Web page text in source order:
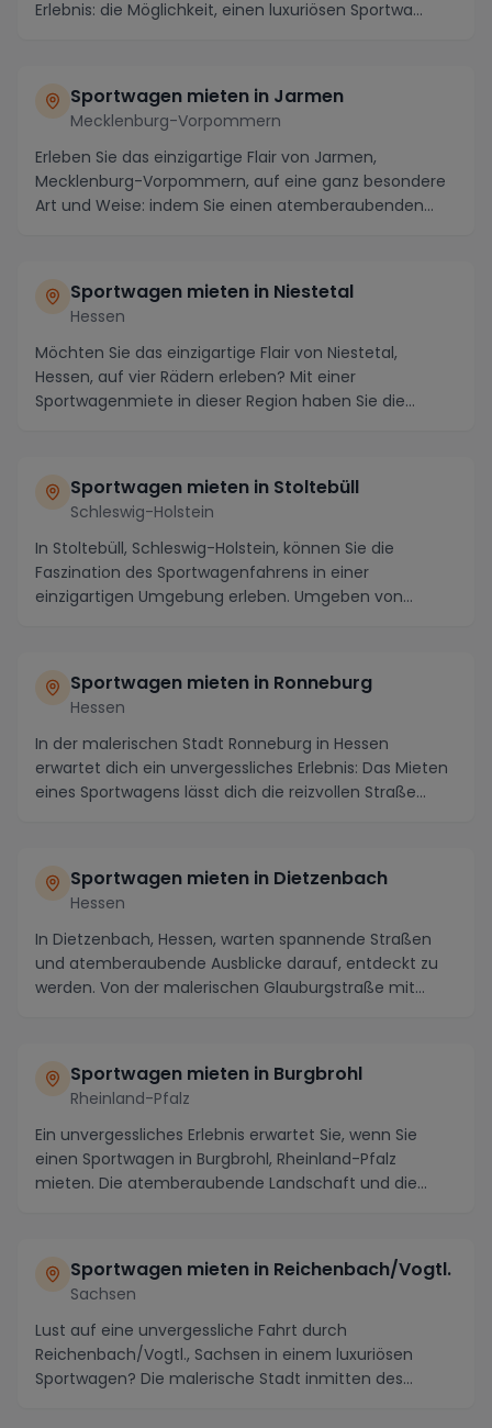
Erlebnis: die Möglichkeit, einen luxuriösen Sportwa...
Sportwagen mieten in Jarmen
Mecklenburg-Vorpommern
Erleben Sie das einzigartige Flair von Jarmen,
Mecklenburg-Vorpommern, auf eine ganz besondere
Art und Weise: indem Sie einen atemberaubenden
Sportwagen mieten in Niestetal
Hessen
Möchten Sie das einzigartige Flair von Niestetal,
Hessen, auf vier Rädern erleben? Mit einer
Sportwagenmiete in dieser Region haben Sie die
Sportwagen mieten in Stoltebüll
Schleswig-Holstein
In Stoltebüll, Schleswig-Holstein, können Sie die
Faszination des Sportwagenfahrens in einer
einzigartigen Umgebung erleben. Umgeben von
Sportwagen mieten in Ronneburg
Hessen
In der malerischen Stadt Ronneburg in Hessen
erwartet dich ein unvergessliches Erlebnis: Das Mieten
eines Sportwagens lässt dich die reizvollen Straße...
Sportwagen mieten in Dietzenbach
Hessen
In Dietzenbach, Hessen, warten spannende Straßen
und atemberaubende Ausblicke darauf, entdeckt zu
werden. Von der malerischen Glauburgstraße mit
Sportwagen mieten in Burgbrohl
Rheinland-Pfalz
Ein unvergessliches Erlebnis erwartet Sie, wenn Sie
einen Sportwagen in Burgbrohl, Rheinland-Pfalz
mieten. Die atemberaubende Landschaft und die
Sportwagen mieten in Reichenbach/Vogtl.
Sachsen
Lust auf eine unvergessliche Fahrt durch
Reichenbach/Vogtl., Sachsen in einem luxuriösen
Sportwagen? Die malerische Stadt inmitten des